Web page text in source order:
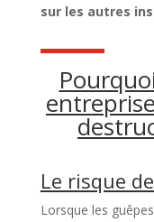
sur les autres
Le risque
Lorsque les